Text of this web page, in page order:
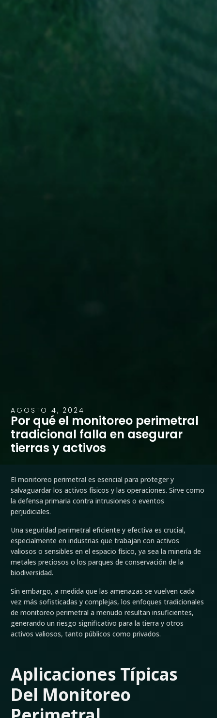
AGOSTO 4, 2024
Por qué el monitoreo perimetral
tradicional falla en asegurar
tierras y activos
El monitoreo perimetral es esencial para proteger y
salvaguardar los activos físicos y las operaciones. Sirve como
la defensa primaria contra intrusiones o eventos
perjudiciales.
Una seguridad perimetral eficiente y efectiva es crucial,
especialmente en industrias que trabajan con activos
valiosos o sensibles en el espacio físico, ya sea la minería de
metales preciosos o los parques de conservación de la
biodiversidad.
Sin embargo, a medida que las amenazas se vuelven cada
vez más sofisticadas y complejas, los enfoques tradicionales
de monitoreo perimetral a menudo resultan insuficientes,
generando un riesgo significativo para la tierra y otros
activos valiosos, tanto públicos como privados.
Aplicaciones Típicas
Del Monitoreo